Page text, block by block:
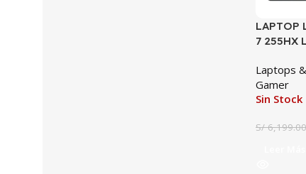
LAPTOP
7 255HX
16GB
WQXGA
HOME
Laptops
Gamer
Sin Stock
S/6,199.00